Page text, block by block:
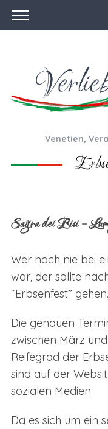
Venetien,
Sagra dei Bisi –
Wer noch nie bei
war, der sollte
“Erbsenfest” gehen.
Die genauen
zwischen März
Reifegrad der
sind auf der
sozialen Medien.
Da es sich um ein